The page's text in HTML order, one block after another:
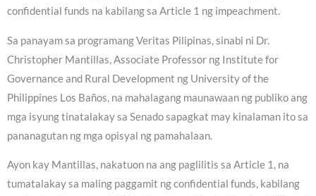
confidential funds na kabilang sa Article 1 ng impeachment.
Sa panayam sa programang Veritas Pilipinas, sinabi ni Dr.
Christopher Mantillas, Associate Professor ng Institute for
Governance and Rural Development ng University of the
Philippines Los Baños, na mahalagang maunawaan ng publiko ang
mga isyung tinatalakay sa Senado sapagkat may kinalaman ito sa
pananagutan ng mga opisyal ng pamahalaan.
Ayon kay Mantillas, nakatuon na ang paglilitis sa Article 1, na
tumatalakay sa maling paggamit ng confidential funds, kabilang